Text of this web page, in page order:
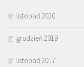
listopad 2020
grudzień 2019
listopad 2017